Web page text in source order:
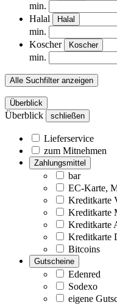
min.
Halal
Halal
min.
Koscher
Koscher
min.
Alle Suchfilter anzeigen
Überblick
Überblick schließen
Lieferservice
zum Mitnehmen
Zahlungsmittel
bar
EC-Karte,
Kreditkarte
Kreditkarte
Kreditkarte
Kreditkarte
Bitcoins
Gutscheine
Edenred
Sodexo
eigene